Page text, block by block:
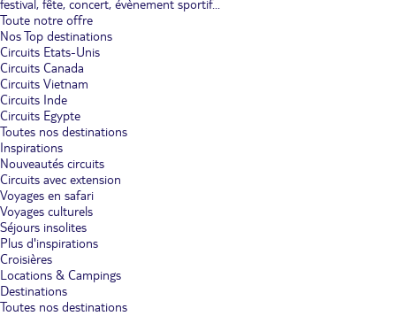
festival, fête, concert, évènement sportif...
Toute notre offre
Nos Top destinations
Circuits Etats-Unis
Circuits Canada
Circuits Vietnam
Circuits Inde
Circuits Egypte
Toutes nos destinations
Inspirations
Nouveautés circuits
Circuits avec extension
Voyages en safari
Voyages culturels
Séjours insolites
Plus d'inspirations
Croisières
Locations & Campings
Destinations
Toutes nos destinations